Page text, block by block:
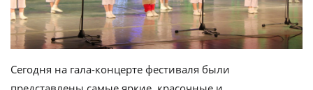
Сегодня на гала-концерте фестиваля были